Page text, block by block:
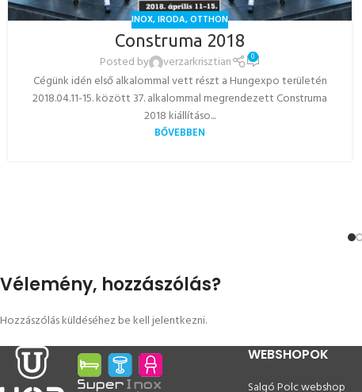
INOX,IRODA,OTTHON
Construma 2018
Posted by verzarkrisztian 0
Cégünk idén első alkalommal vett részt a Hungexpo területén
2018.04.11-15. között 37. alkalommal megrendezett Construma
2018 kiállításo...
BŐVEBBEN
Vélemény, hozzászólás?
Hozzászólás küldéséhezbe kell jelentkezni.
WEBSHOPOK
Salgó Polc webshop